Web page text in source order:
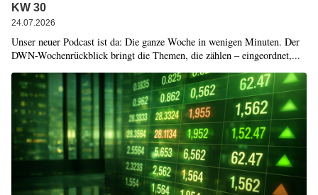
KW 30
24.07.2026
Unser neuer Podcast ist da: Die ganze Woche in wenigen Minuten. Der
DWN-Wochenrückblick bringt die Themen, die zählen – eingeordnet,...